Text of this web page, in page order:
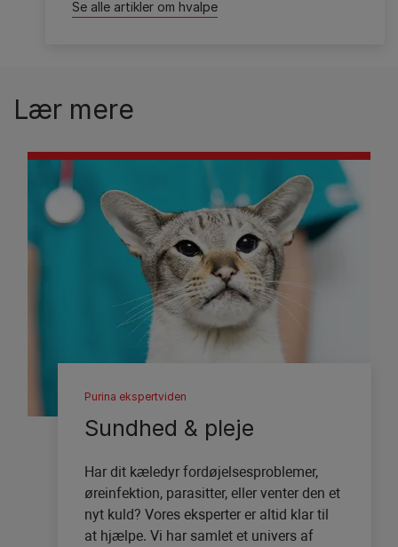
Se alle artikler om hvalpe
Lær mere
Purina ekspertviden
Sundhed & pleje
Har dit kæledyr fordøjelsesproblemer,
øreinfektion, parasitter, eller venter den et
nyt kuld? Vores eksperter er altid klar til
at hjælpe. Vi har samlet et univers af